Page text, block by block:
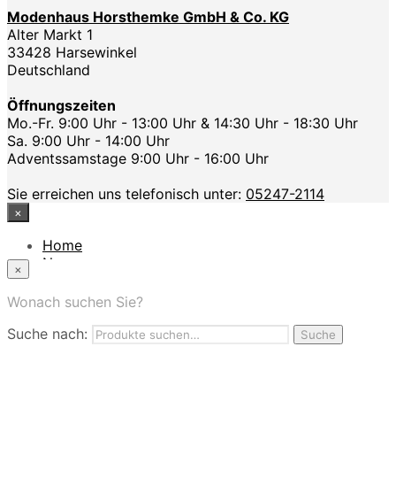
Modenhaus Horsthemke GmbH & Co. KG
Alter Markt 1
33428 Harsewinkel
Deutschland
Öffnungszeiten
Mo.-Fr. 9:00 Uhr - 13:00 Uhr & 14:30 Uhr - 18:30 Uhr
Sa. 9:00 Uhr - 14:00 Uhr
Adventssamstage 9:00 Uhr - 16:00 Uhr
Sie erreichen uns telefonisch unter: 05247-2114
×
Home
News
App
Nutzungbedingungen
×
Wonach suchen Sie?
Suche nach:
Suche